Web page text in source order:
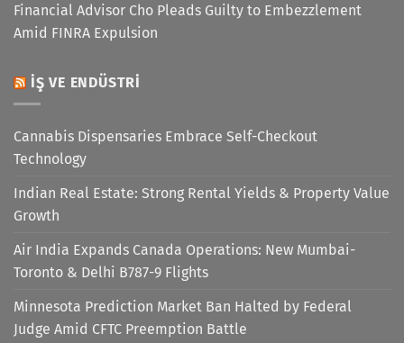
Financial Advisor Cho Pleads Guilty to Embezzlement
Amid FINRA Expulsion
İŞ VE ENDÜSTRI
Cannabis Dispensaries Embrace Self-Checkout
Technology
Indian Real Estate: Strong Rental Yields & Property Value
Growth
Air India Expands Canada Operations: New Mumbai-
Toronto & Delhi B787-9 Flights
Minnesota Prediction Market Ban Halted by Federal
Judge Amid CFTC Preemption Battle